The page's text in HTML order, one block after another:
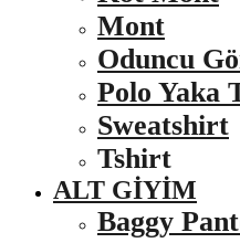
Mont
Oduncu
Polo Yaka
Sweatshirt
Tshirt
ALT GIYIM
Baggy